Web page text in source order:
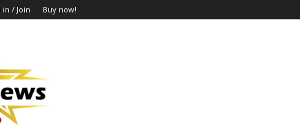
in / Join Buy now!